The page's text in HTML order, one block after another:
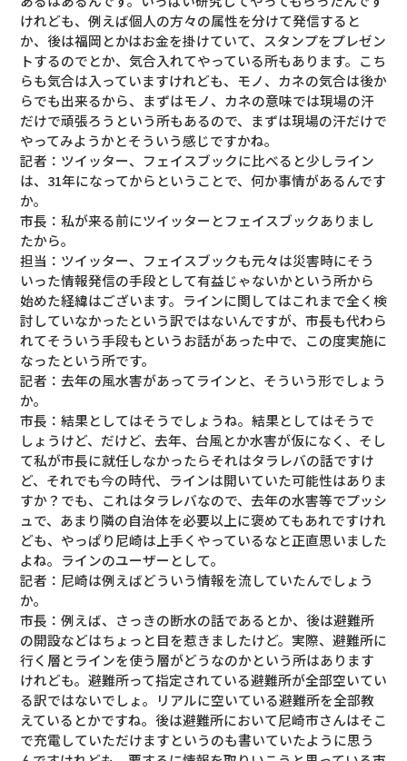
けれども、例えば個人の方々の属性を分けて発信すると
か、後は福岡とかはお金を掛けていて、スタンプをプレゼン
トするのでとか、気合入れてやっている所もあります。こち
らも気合は入っていますけれども、モノ、カネの気合は後か
らでも出来るから、まずはモノ、カネの意味では現場の汗
だけで頑張ろうという所もあるので、まずは現場の汗だけで
やってみようかとそういう感じですかね。
記者：ツイッター、フェイスブックに比べると少しライン
は、31年になってからということで、何か事情があるんです
か。
市長：私が来る前にツイッターとフェイスブックありまし
たから。
担当：ツイッター、フェイスブックも元々は災害時にそう
いった情報発信の手段として有益じゃないかという所から
始めた経緯はございます。ラインに関してはこれまで全く検
討していなかったという訳ではないんですが、市長も代わら
れてそういう手段もというお話があった中で、この度実施に
なったという所です。
記者：去年の風水害があってラインと、そういう形でしょう
か。
市長：結果としてはそうでしょうね。結果としてはそうで
しょうけど、だけど、去年、台風とか水害が仮になく、そし
て私が市長に就任しなかったらそれはタラレバの話ですけ
ど、それでも今の時代、ラインは開いていた可能性はありま
すか？でも、これはタラレバなので、去年の水害等でプッシ
ュで、あまり隣の自治体を必要以上に褒めてもあれですけれ
ども、やっぱり尼崎は上手くやっているなと正直思いました
よね。ラインのユーザーとして。
記者：尼崎は例えばどういう情報を流していたんでしょう
か。
市長：例えば、さっきの断水の話であるとか、後は避難所
の開設などはちょっと目を惹きましたけど。実際、避難所に
行く層とラインを使う層がどうなのかという所はあります
けれども。避難所って指定されている避難所が全部空いてい
る訳ではないでしょ。リアルに空いている避難所を全部教
えているとかですね。後は避難所において尼崎市さんはそこ
で充電していただけますというのも書いていたように思う